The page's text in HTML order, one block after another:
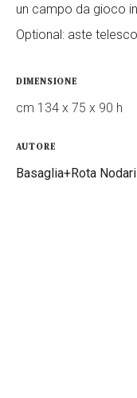
un campo da gioco
Optional: aste
DIMENSIONE
cm 134 x 75 x 90 h
AUTORE
Basaglia+Rota Nodari